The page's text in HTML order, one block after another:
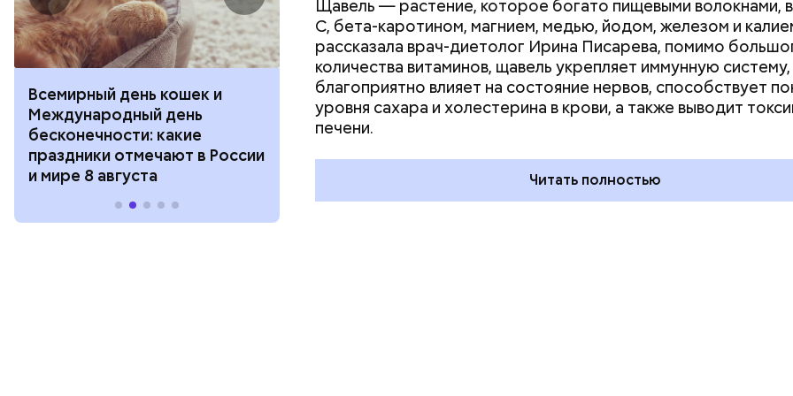
Всемирный день кошек и
Международный день
бесконечности: какие
праздники отмечают в России
и мире 8 августа
День собирания звезд и
Международный день
холостяка: какие праздники
отмечают в России и мире 7
День шевеления пальцами ног
и Международный день
праздники отмечают в
и мире 6 августа
Щавель — растение, которое богато пищевыми волокнами,
С, бета-каротином, магнием, медью, йодом, железом и
рассказала врач-диетолог Ирина Писарева, помимо
количества витаминов, щавель укрепляет иммунную систему,
благоприятно влияет на состояние нервов, способствует
уровня сахара и холестерина в крови, а также выводит
печени.
Читать полностью